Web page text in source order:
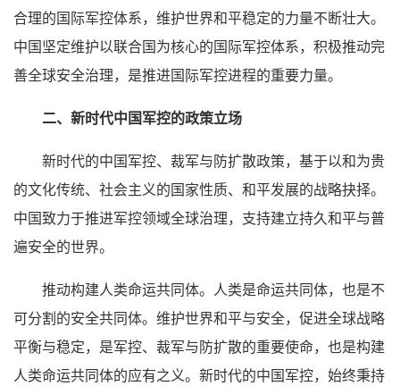
合理的国际军控体系，维护世界和平稳定的力量不断壮大。
中国坚定维护以联合国为核心的国际军控体系，积极推动完
善全球安全治理，是推进国际军控进程的重要力量。
二、新时代中国军控的政策立场
新时代的中国军控、裁军与防扩散政策，基于以和为贵
的文化传统、社会主义的国家性质、和平发展的战略抉择。
中国致力于推进军控领域全球治理，支持建立持久和平与普
遍安全的世界。
推动构建人类命运共同体。人类是命运共同体，也是不
可分割的安全共同体。维护世界和平与安全，促进全球战略
平衡与稳定，是军控、裁军与防扩散的重要使命，也是构建
人类命运共同体的应有之义。新时代的中国军控，始终秉持